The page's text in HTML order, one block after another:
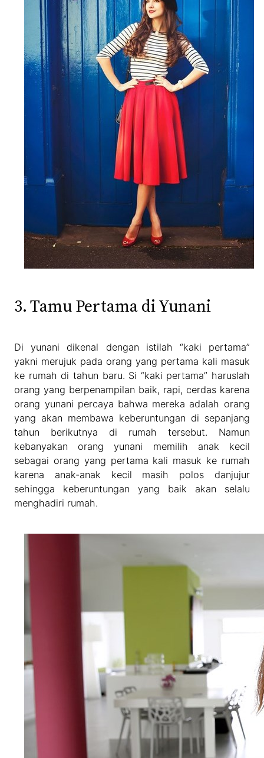
3. Tamu Pertama di Yunani
Di yunani dikenal dengan istilah “kaki pertama”
yakni merujuk pada orang yang pertama kali masuk
ke rumah di tahun baru. Si “kaki pertama” haruslah
orang yang berpenampilan baik, rapi, cerdas karena
orang yunani percaya bahwa mereka adalah orang
yang akan membawa keberuntungan di sepanjang
tahun berikutnya di rumah tersebut. Namun
kebanyakan orang yunani memilih anak kecil
sebagai orang yang pertama kali masuk ke rumah
karena anak-anak kecil masih polos danjujur
sehingga keberuntungan yang baik akan selalu
menghadiri rumah.